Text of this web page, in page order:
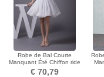
Robe de Bal Courte
Manquant Été Chiffon ride
Sans Manches
€ 70,79